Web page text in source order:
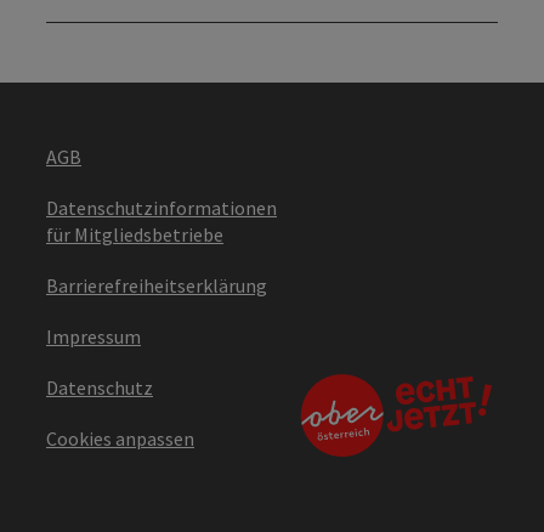
AGB
Datenschutzinformationen
für Mitgliedsbetriebe
Barrierefreiheitserklärung
Impressum
Datenschutz
Cookies anpassen